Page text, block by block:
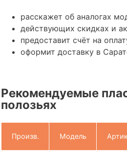
расскажет об аналогах
действующих скидках и
предоставит счёт на
оформит доставку в
Рекомендуемые
полозьях
Произв. Модель